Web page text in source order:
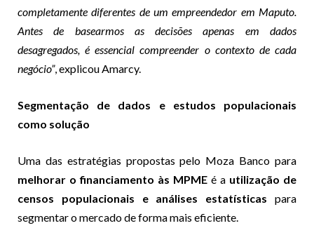
completamente diferentes de um empreendedor em Maputo.
Antes de basearmos as decisões apenas em dados
desagregados, é essencial compreender o contexto de cada
negócio”, explicou Amarcy.
Segmentação de dados e estudos populacionais
como solução
Uma das estratégias propostas pelo Moza Banco para
melhorar o financiamento às MPME é a utilização de
censos populacionais e análises estatísticas para
segmentar o mercado de forma mais eficiente.